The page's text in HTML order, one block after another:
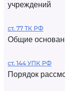
учреждений
ст. 77 ТК РФ
Общие
ст. 144 УПК РФ
Порядок